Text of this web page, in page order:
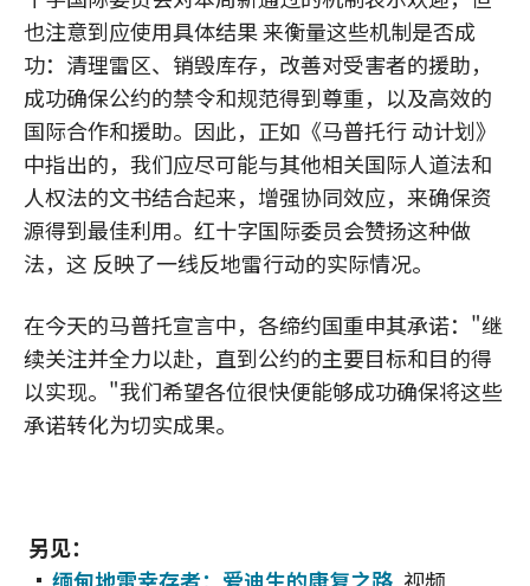
也注意到应使用具体结果 来衡量这些机制是否成
功：清理雷区、销毁库存，改善对受害者的援助，
成功确保公约的禁令和规范得到尊重，以及高效的
国际合作和援助。因此，正如《马普托行 动计划》
中指出的，我们应尽可能与其他相关国际人道法和
人权法的文书结合起来，增强协同效应，来确保资
源得到最佳利用。红十字国际委员会赞扬这种做
法，这 反映了一线反地雷行动的实际情况。
在今天的马普托宣言中，各缔约国重申其承诺："继
续关注并全力以赴，直到公约的主要目标和目的得
以实现。"我们希望各位很快便能够成功确保将这些
承诺转化为切实成果。
另见：